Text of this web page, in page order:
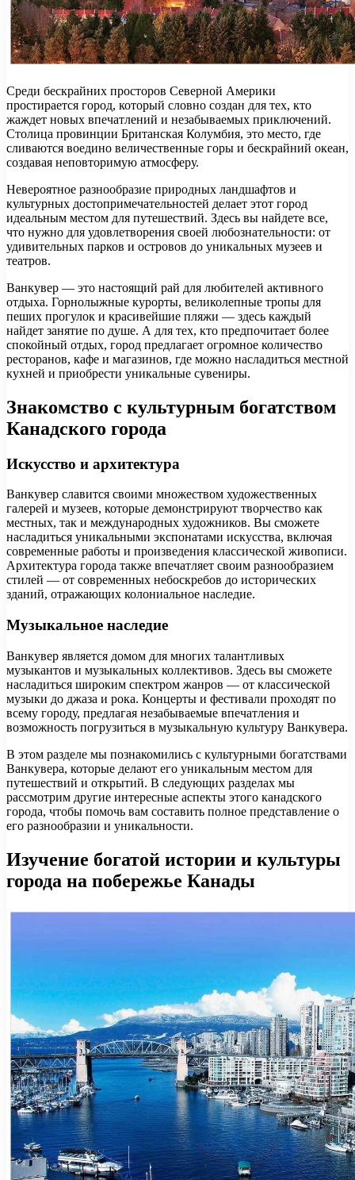
Среди бескрайних просторов Северной Америки
простирается город, который словно создан для тех, кто
жаждет новых впечатлений и незабываемых приключений.
Столица провинции Британская Колумбия, это место, где
сливаются воедино величественные горы и бескрайний океан,
создавая неповторимую атмосферу.
Невероятное разнообразие природных ландшафтов и
культурных достопримечательностей делает этот город
идеальным местом для путешествий. Здесь вы найдете все,
что нужно для удовлетворения своей любознательности: от
удивительных парков и островов до уникальных музеев и
театров.
Ванкувер — это настоящий рай для любителей активного
отдыха. Горнолыжные курорты, великолепные тропы для
пеших прогулок и красивейшие пляжи — здесь каждый
найдет занятие по душе. А для тех, кто предпочитает более
спокойный отдых, город предлагает огромное количество
ресторанов, кафе и магазинов, где можно насладиться местной
кухней и приобрести уникальные сувениры.
Знакомство с культурным богатством
Канадского города
Искусство и архитектура
Ванкувер славится своими множеством художественных
галерей и музеев, которые демонстрируют творчество как
местных, так и международных художников. Вы сможете
насладиться уникальными экспонатами искусства, включая
современные работы и произведения классической живописи.
Архитектура города также впечатляет своим разнообразием
стилей — от современных небоскребов до исторических
зданий, отражающих колониальное наследие.
Музыкальное наследие
Ванкувер является домом для многих талантливых
музыкантов и музыкальных коллективов. Здесь вы сможете
насладиться широким спектром жанров — от классической
музыки до джаза и рока. Концерты и фестивали проходят по
всему городу, предлагая незабываемые впечатления и
возможность погрузиться в музыкальную культуру Ванкувера.
В этом разделе мы познакомились с культурными богатствами
Ванкувера, которые делают его уникальным местом для
путешествий и открытий. В следующих разделах мы
рассмотрим другие интересные аспекты этого канадского
города, чтобы помочь вам составить полное представление о
его разнообразии и уникальности.
Изучение богатой истории и культуры
города на побережье Канады